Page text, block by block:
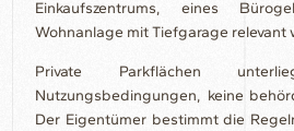
Einkaufszentrums, eines
Wohnanlage mit Tiefgarage relevant
Private Parkflächen
Nutzungsbedingungen, keine
Der Eigentümer bestimmt die